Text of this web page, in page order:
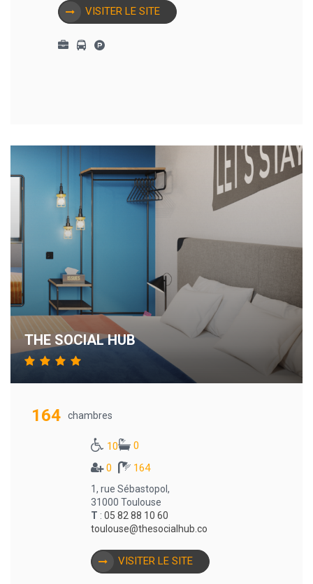
VISITER LE SITE
THE SOCIAL HUB
164 chambres
10
0
0
164
1, rue Sébastopol,
31000 Toulouse
T : 05 82 88 10 60
toulouse@thesocialhub.co
VISITER LE SITE